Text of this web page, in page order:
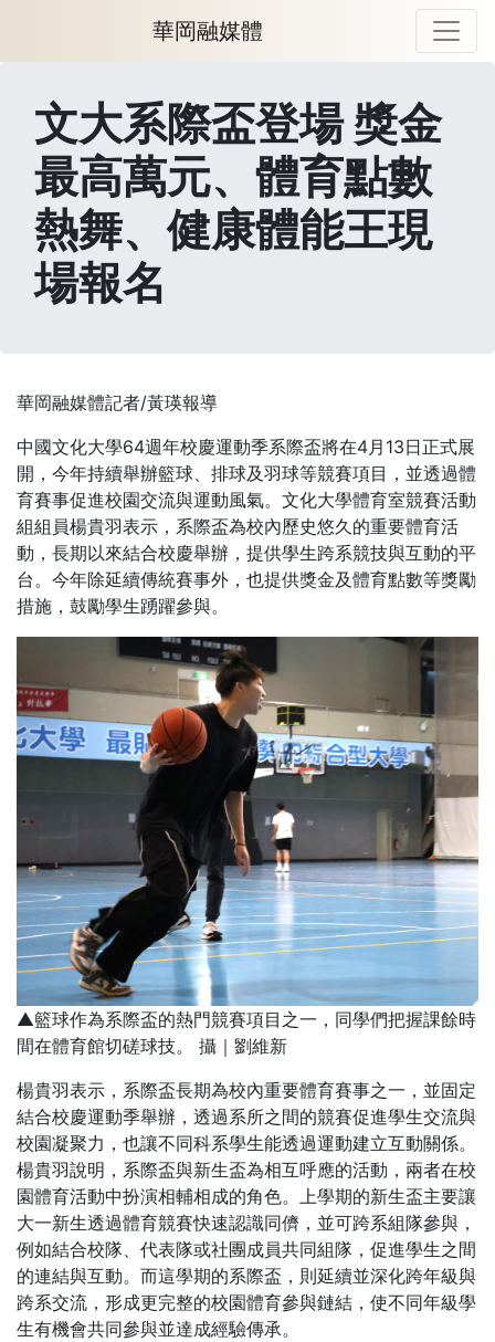
華岡融媒體
文大系際盃登場 獎金
最高萬元、體育點數
熱舞、健康體能王現
場報名
華岡融媒體記者/黃瑛報導
中國文化大學64週年校慶運動季系際盃將在4月13日正式展
開，今年持續舉辦籃球、排球及羽球等競賽項目，並透過體
育賽事促進校園交流與運動風氣。文化大學體育室競賽活動
組組員楊貴羽表示，系際盃為校內歷史悠久的重要體育活
動，長期以來結合校慶舉辦，提供學生跨系競技與互動的平
台。今年除延續傳統賽事外，也提供獎金及體育點數等獎勵
措施，鼓勵學生踴躍參與。
▲籃球作為系際盃的熱門競賽項目之一，同學們把握課餘時
間在體育館切磋球技。 攝｜劉維新
楊貴羽表示，系際盃長期為校內重要體育賽事之一，並固定
結合校慶運動季舉辦，透過系所之間的競賽促進學生交流與
校園凝聚力，也讓不同科系學生能透過運動建立互動關係。
楊貴羽說明，系際盃與新生盃為相互呼應的活動，兩者在校
園體育活動中扮演相輔相成的角色。上學期的新生盃主要讓
大一新生透過體育競賽快速認識同儕，並可跨系組隊參與，
例如結合校隊、代表隊或社團成員共同組隊，促進學生之間
的連結與互動。而這學期的系際盃，則延續並深化跨年級與
跨系交流，形成更完整的校園體育參與鏈結，使不同年級學
生有機會共同參與並達成經驗傳承。